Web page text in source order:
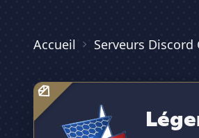
Accueil Serveurs Discord